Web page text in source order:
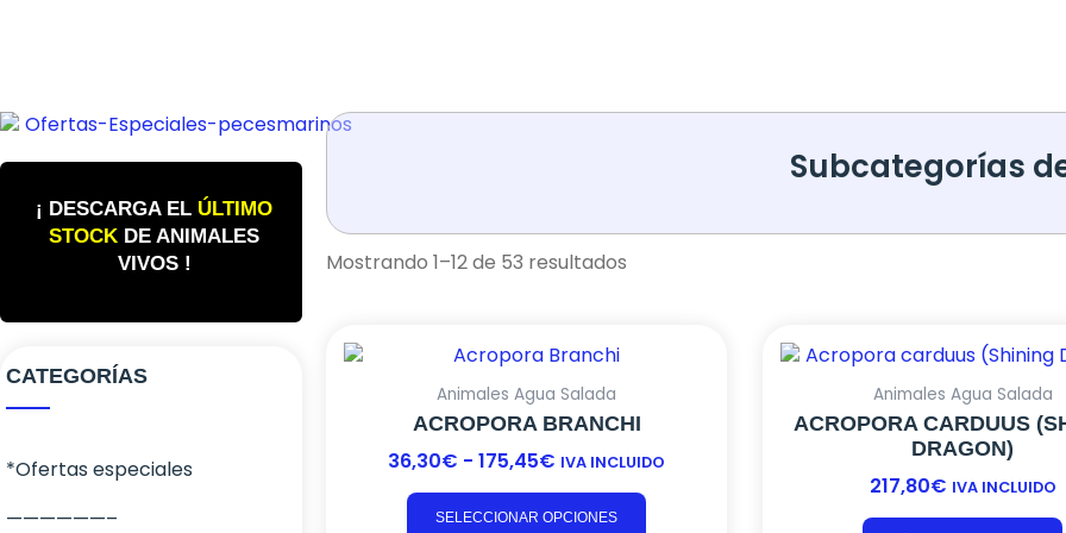
¡ DESCARGA EL ÚLTIMO
STOCK DE ANIMALES
VIVOS !
CATEGORÍAS
*Ofertas especiales
——————–
Subcategorías
Mostrando 1–12 de 53 resultados
Animales Agua Salada
ACROPORA BRANCHI
36,30€ - 175,45€
DE
PRECIOS:
DESDE
36,30€
175,45€
IVA INCLUIDO
SELECCIONAR OPCIONES
Las
opciones
Animales Agua Salada
ACROPORA CARDUUS
DRAGON)
217,80€ IVA INCLUIDO